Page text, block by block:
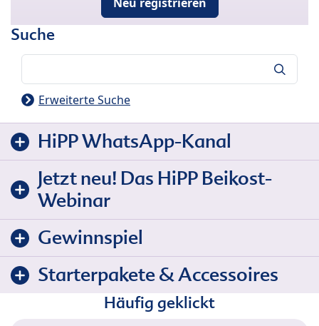
Neu registrieren
Suche
Erweiterte Suche
HiPP WhatsApp-Kanal
Jetzt neu! Das HiPP Beikost-
Webinar
Gewinnspiel
Starterpakete & Accessoires
Häufig geklickt